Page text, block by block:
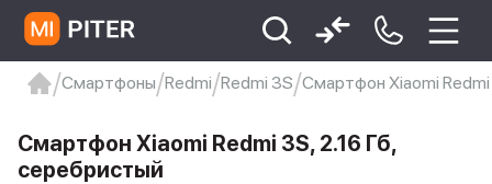
Xiaomi 9 про
xiaomi redmi 12c
Смартфоны Redmi Redmi 3S Смартфон Xiaomi
Смартфон Xiaomi Redmi 3S, 2.16 Гб,
серебристый